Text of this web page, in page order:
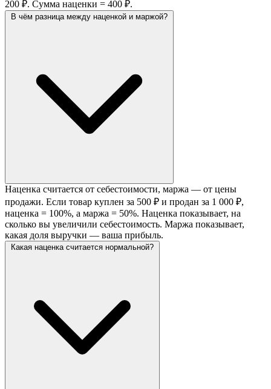
200 ₽. Сумма наценки = 400 ₽.
В чём разница между наценкой и маржой?
Наценка считается от себестоимости, маржа — от цены
продажи. Если товар куплен за 500 ₽ и продан за 1 000 ₽,
наценка = 100%, а маржа = 50%. Наценка показывает, на
сколько вы увеличили себестоимость. Маржа показывает,
какая доля выручки — ваша прибыль.
Какая наценка считается нормальной?